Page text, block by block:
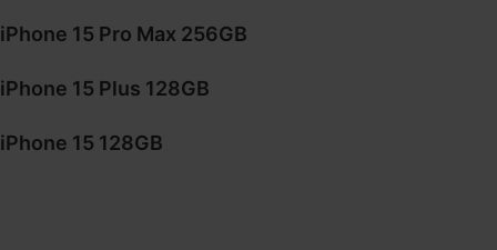
iPhone 15 Pro Max 256GB
iPhone 15 Plus 128GB
iPhone 15 128GB